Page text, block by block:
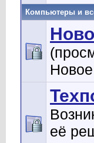
Компьютеры и
её